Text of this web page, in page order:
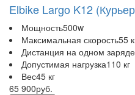
Elbike Largo K12
Мощность500w
Максимальная скорость55
Дистанция на одном заряде
Допустимая нагрузка110 кг
Вес45 кг
65 900руб.